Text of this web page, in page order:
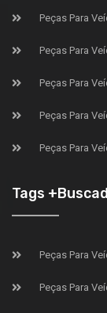
Peças Para
Peças Para
Peças Para
Peças Para
Peças Para
Tags
Peças Para
Peças Para